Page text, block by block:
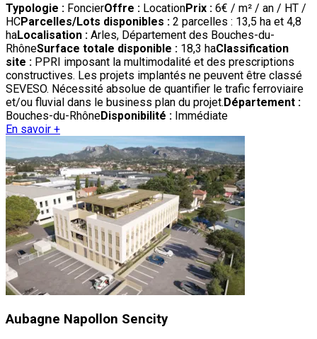
Typologie : FoncierOffre : LocationPrix : 6€ / m² / an / HT /
HCParcelles/Lots disponibles : 2 parcelles : 13,5 ha et 4,8
haLocalisation : Arles, Département des Bouches-du-
RhôneSurface totale disponible : 18,3 haClassification
site : PPRI imposant la multimodalité et des prescriptions
constructives. Les projets implantés ne peuvent être classé
SEVESO. Nécessité absolue de quantifier le trafic ferroviaire
et/ou fluvial dans le business plan du projet.Département :
Bouches-du-RhôneDisponibilité : Immédiate
En savoir +
Aubagne Napollon Sencity